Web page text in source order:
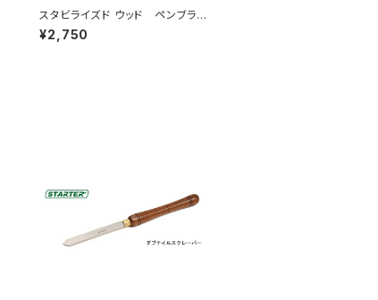
スタビライズド ウッド ペンブラン
ク（ペン制作用木材）C-19～C-27
¥2,750